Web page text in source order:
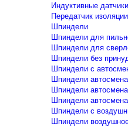
Индуктивные датчики
Передатчик изоляции
Шпиндели
Шпиндели для
Шпиндели для
Шпиндели без
Шпиндели с
Шпиндели
Шпиндели
Шпиндели
Шпиндели с
Шпиндели